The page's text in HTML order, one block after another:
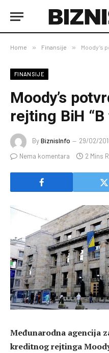
Home » Finansije » Moody’s
FINANSIJE
Moody’s
rejting BiH “B
ByBiznisInfo 29/02/
Nema komentara
2 Mins
Međunarodna agencija
kreditnog rejtinga